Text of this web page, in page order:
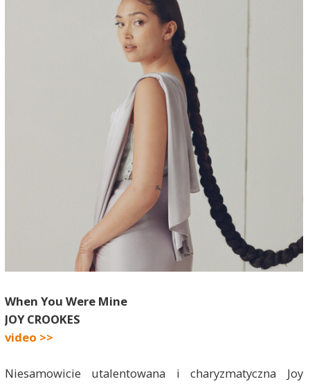
When You Were Mine
JOY CROOKES
video >>
Niesamowicie utalentowana i charyzmatyczna Joy